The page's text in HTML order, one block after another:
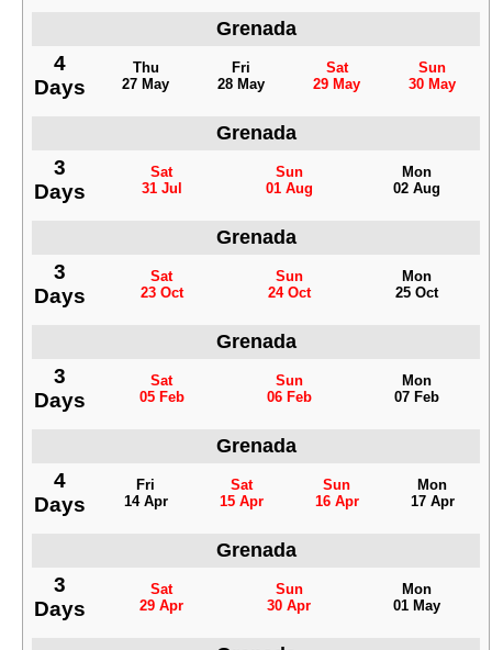
Grenada
4
Days
Thu
27 May
Fri
28 May
Sat
29 May
Sun
30 May
Grenada
3
Days
Sat
31 Jul
Sun
01 Aug
Mon
02 Aug
Grenada
3
Days
Sat
23 Oct
Sun
24 Oct
Mon
25 Oct
Grenada
3
Days
Sat
05 Feb
Sun
06 Feb
Mon
07 Feb
Grenada
4
Days
Fri
14 Apr
Sat
15 Apr
Sun
16 Apr
Mon
17 Apr
Grenada
3
Days
Sat
29 Apr
Sun
30 Apr
Mon
01 May